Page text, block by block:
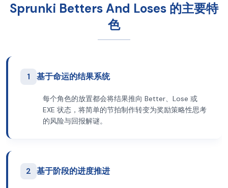
Sprunki Betters And Loses 的主要特
色
1 基于命运的结果系统
每个角色的放置都会将结果推向 Better、Lose 或
EXE 状态，将简单的节拍制作转变为奖励策略性思考
的风险与回报解谜。
2 基于阶段的进度推进